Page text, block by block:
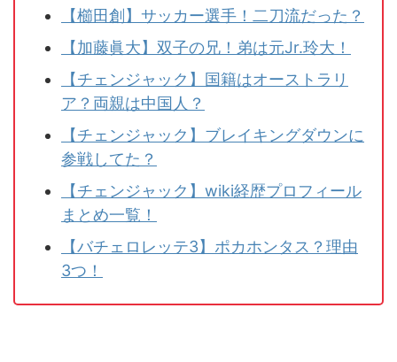
【櫛田創】サッカー選手！二刀流だった？
【加藤眞大】双子の兄！弟は元Jr.玲大！
【チェンジャック】国籍はオーストラリ
ア？両親は中国人？
【チェンジャック】ブレイキングダウンに
参戦してた？
【チェンジャック】wiki経歴プロフィール
まとめ一覧！
【バチェロレッテ3】ポカホンタス？理由
3つ！